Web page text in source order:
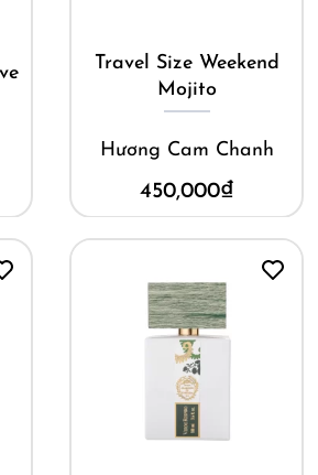
Ricordami
Giardini Di Toscana
4,000,000₫